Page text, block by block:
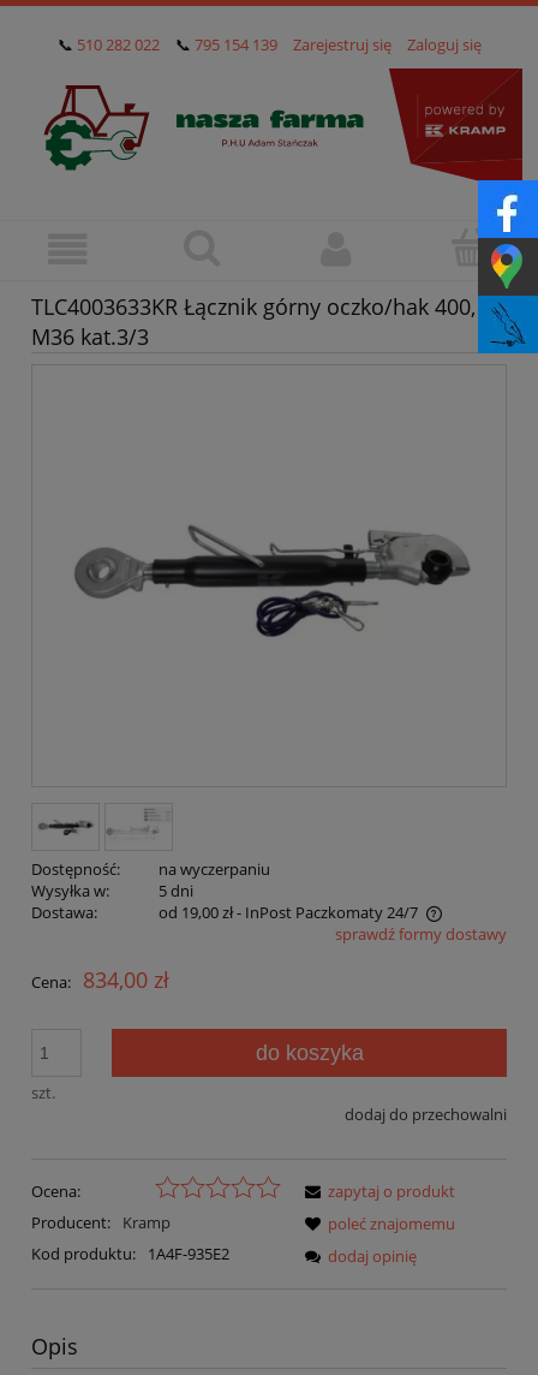
📞 510 282 022 📞 795 154 139 Zarejestruj się Zaloguj się
TLC4003633KR Łącznik górny oczko/hak 400,
M36 kat.3/3
Dostępność:
na wyczerpaniu
Wysyłka w:
5 dni
Dostawa:
od 19,00 zł- InPost Paczkomaty 24/7
Cena nie zawiera ewentualnych kosztów płatnościsprawdź formy dostawy
Cena: 834,00 zł
szt.
do koszyka
dodaj do przechowalni
Ocena:
Producent:
Kramp
Kod produktu:
1A4F-935E2
zapytaj o produkt
poleć znajomemu
dodaj opinię
Opis